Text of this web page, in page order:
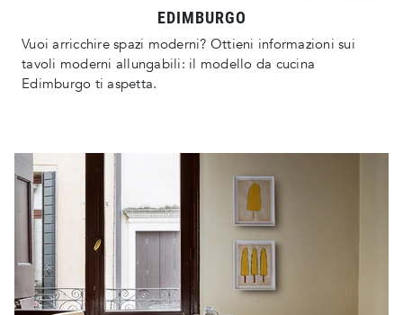
EDIMBURGO
Vuoi arricchire spazi moderni? Ottieni informazioni sui
tavoli moderni allungabili: il modello da cucina
Edimburgo ti aspetta.